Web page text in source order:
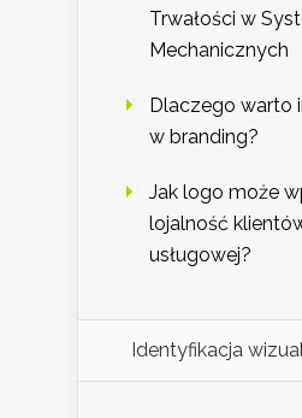
Trwałości w
Mechanicznych
Dlaczego warto
w branding?
Jak logo może
lojalność
usługowej?
Identyfikacja